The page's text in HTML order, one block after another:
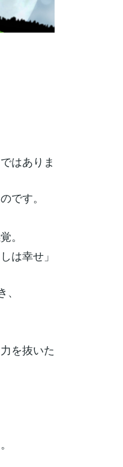
はありま
です。
。
は幸せ」
を抜いた